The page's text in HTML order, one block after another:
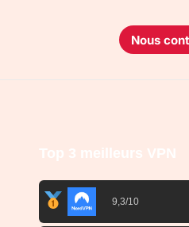
Nous
Top 3 meilleurs VPN
9,3/10